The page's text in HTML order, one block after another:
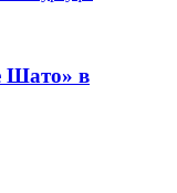
Шато» в